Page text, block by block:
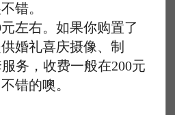
错。
右。如果你购置了
婚礼喜庆摄像、制
务，收费一般在200元
错的噢。